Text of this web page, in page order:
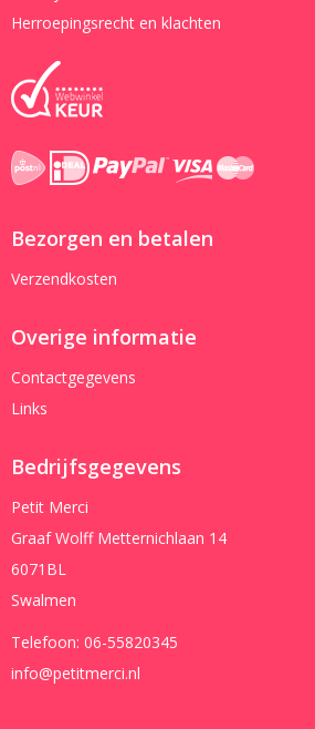
Herroepingsrecht en klachten
Bezorgen en betalen
Verzendkosten
Overige informatie
Contactgegevens
Links
Bedrijfsgegevens
Petit Merci
Graaf Wolff Metternichlaan 14
6071BL
Swalmen
Telefoon: 06-55820345
info@petitmerci.nl